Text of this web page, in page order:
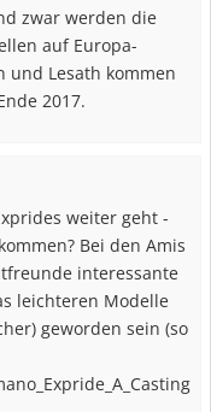
zwar werden die
auf Europa-
und Lesath kommen
2017.
weiter geht -
Bei den Amis
interessante
leichteren Modelle
geworden sein (so